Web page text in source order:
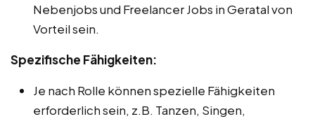
Nebenjobs und Freelancer Jobs in Geratal von
Vorteil sein.
Spezifische Fähigkeiten:
Je nach Rolle können spezielle Fähigkeiten
erforderlich sein, z.B. Tanzen, Singen,